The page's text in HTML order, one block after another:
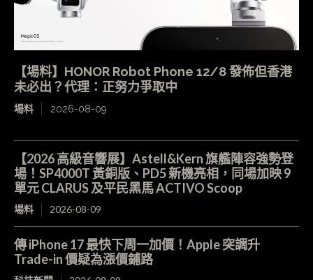
【場料】HONOR Robot Phone 12/8 發佈但香港
未必出？代理：正努力爭取中
場料 2026-08-09
【2026 高級音響展】Astell&Kern 旗艦陣容強勢登
場！SP4000T 黃銅版、PD5 新機亮相，同場加映 9
單元 CLARUS 及平民黑馬 ACTIVO Scoop
場料 2026-08-09
傳 iPhone 17 最快下周一加價！Apple 突調升
Trade-in 價疑為漲價鋪路